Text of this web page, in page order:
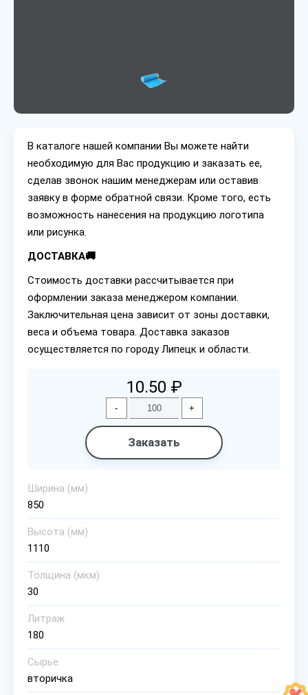
В каталоге нашей компании Вы можете найти
необходимую для Вас продукцию и заказать ее,
сделав звонок нашим менеджерам или оставив
заявку в форме обратной связи. Кроме того, есть
возможность нанесения на продукцию логотипа
или рисунка.
ДОСТАВКА🚚
Стоимость доставки рассчитывается при
оформлении заказа менеджером компании.
Заключительная цена зависит от зоны доставки,
веса и объема товара. Доставка заказов
осуществляется по городу Липецк и области.
10.50 ₽
- +
Заказать
Ширина (мм)
850
Высота (мм)
1110
Толщина (мкм)
30
Литраж
180
Сырье
вторичка